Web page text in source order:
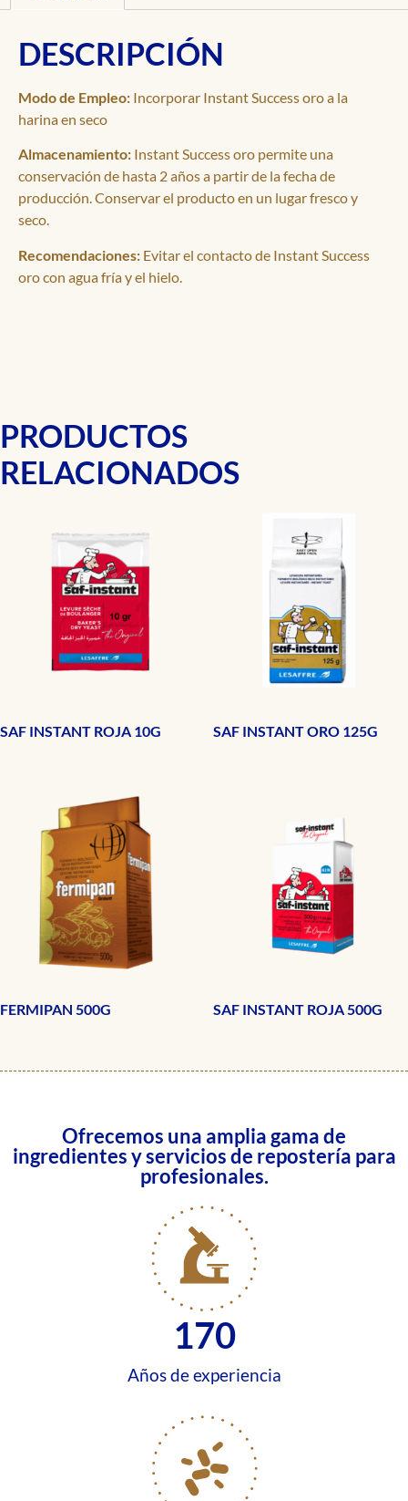
DESCRIPCIÓN
Modo de Empleo: Incorporar Instant Success oro a la
harina en seco
Almacenamiento: Instant Success oro permite una
conservación de hasta 2 años a partir de la fecha de
producción. Conservar el producto en un lugar fresco y
seco.
Recomendaciones: Evitar el contacto de Instant Success
oro con agua fría y el hielo.
PRODUCTOS
RELACIONADOS
SAF INSTANT ROJA 10G SAF INSTANT ORO 125G
FERMIPAN 500G SAF INSTANT ROJA 500G
Ofrecemos una amplia gama de
ingredientes y servicios de repostería para
profesionales.
Años de experiencia
170